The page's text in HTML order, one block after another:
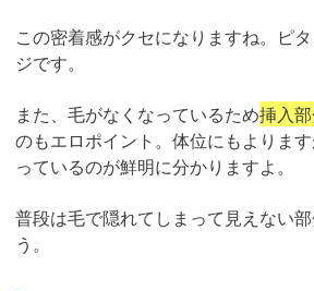
この密着感がクセになりますね。ピ
ジです。
また、毛がなくなっているため挿入
のもエロポイント。体位にもよりま
っているのが鮮明に分かりますよ。
普段は毛で隠れてしまって見えない
う。